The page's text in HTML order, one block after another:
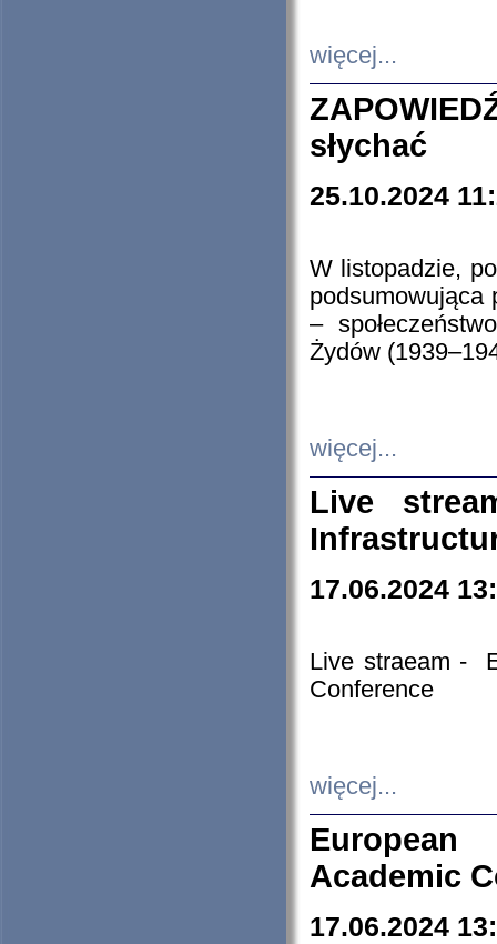
więcej...
słychać
25.10.2024
W listopadzie,
podsumowująca
–
Żydów
więcej...
Live
17.06.2024
Live straeam -
Conference
więcej...
European
Academic
17.06.2024